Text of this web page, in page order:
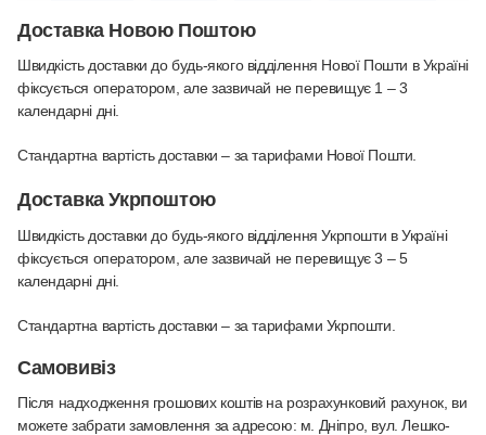
Доставка Новою Поштою
Швидкість доставки до будь-якого відділення Нової Пошти в Україні
фіксується оператором, але зазвичай не перевищує 1 – 3
календарні дні.
Стандартна вартість доставки – за тарифами Нової Пошти.
Доставка Укрпоштою
Швидкість доставки до будь-якого відділення Укрпошти в Україні
фіксується оператором, але зазвичай не перевищує 3 – 5
календарні дні.
Стандартна вартість доставки – за тарифами Укрпошти.
Самовивіз
Після надходження грошових коштів на розрахунковий рахунок, ви
можете забрати замовлення за адресою: м. Дніпро, вул. Лешко-